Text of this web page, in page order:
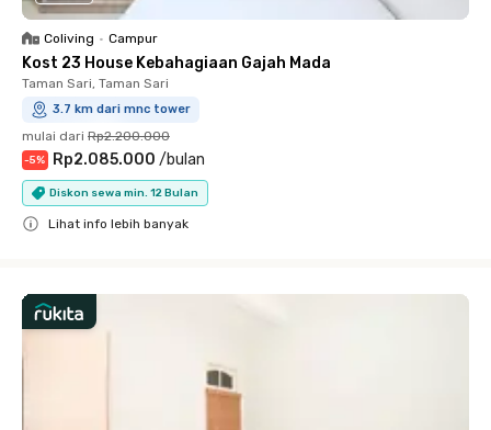
Coliving • Campur
Kost 23 House Kebahagiaan Gajah Mada
Taman Sari, Taman Sari
3.7 km dari mnc tower
mulai dari Rp2.200.000
-5% Rp2.085.000 /bulan
Diskon sewa min. 12 Bulan
Lihat info lebih banyak